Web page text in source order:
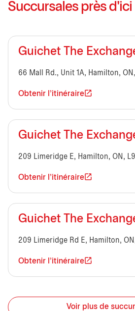
Succursales près d'ici
Guichet The
66 Mall Rd., Unit 1A, Hamilton,
Obtenir l'itinéraire
Guichet The
209 Limeridge E, Hamilton, ON,
Obtenir l'itinéraire
Guichet The
209 Limeridge Rd E, Hamilton,
Obtenir l'itinéraire
Voir plus de